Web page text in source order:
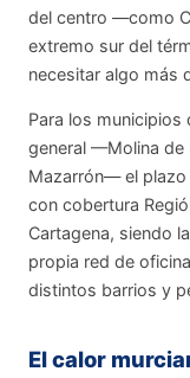
del centro —como
extremo sur del
necesitar algo más
Para los municipios
general —Molina de
Mazarrón— el
con cobertura
Cartagena, siendo
propia red de
distintos barrios y
El calor